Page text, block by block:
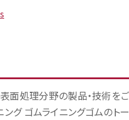
面処理分野の製品・技術を
ング ゴムライニングゴムのト